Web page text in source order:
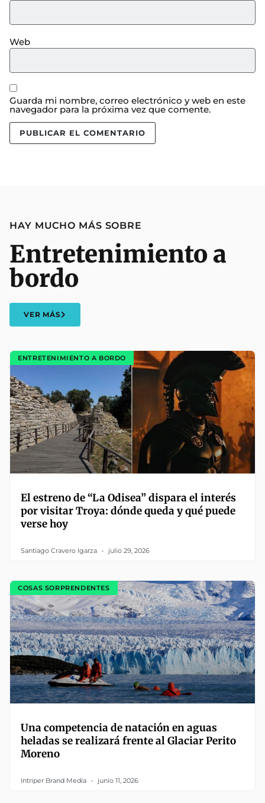
Web
Guarda mi nombre, correo electrónico y web en este
navegador para la próxima vez que comente.
HAY MUCHO MÁS SOBRE
Entretenimiento a
bordo
VER MÁS
ENTRETENIMIENTO A BORDO
El estreno de “La Odisea” dispara el interés
por visitar Troya: dónde queda y qué puede
verse hoy
Santiago Cravero Igarza julio 29, 2026
COSAS SORPRENDENTES
Una competencia de natación en aguas
heladas se realizará frente al Glaciar Perito
Moreno
Intriper Brand Media junio 11, 2026